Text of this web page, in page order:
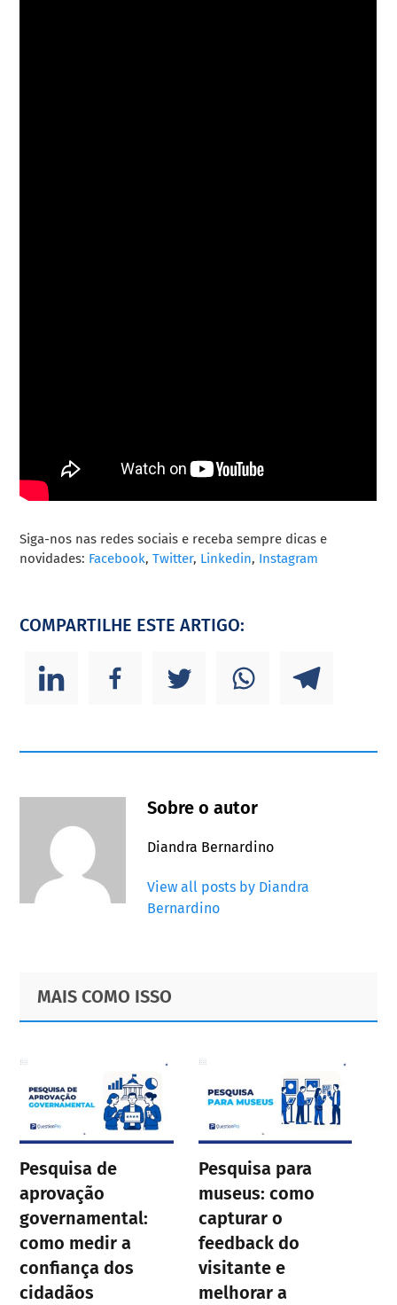
Siga-nos nas redes sociais e receba sempre dicas e
novidades: Facebook, Twitter, Linkedin, Instagram
COMPARTILHE ESTE ARTIGO:
Sobre o autor
Diandra Bernardino
View all posts by Diandra
Bernardino
Primary
Sidebar
Footer
MAIS COMO ISSO
Pesquisa de
aprovação
governamental:
como medir a
confiança dos
cidadãos
Pesquisa para
museus: como
capturar o
feedback do
visitante e
melhorar a